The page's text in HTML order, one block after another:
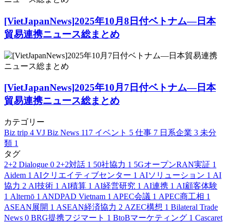
[VietJapanNews]2025年10月8日付ベトナム―日本
貿易連携ニュース総まとめ
[VietJapanNews]2025年10月7日付ベトナム―日本
貿易連携ニュース総まとめ
カテゴリー
Biz trip 4 VJ Biz News 117 イベント 5 仕事 7 日系企業 3 未分
類 1
タグ
2+2 Dialogue 0 2+2対話 1 50社協力 1 5GオープンRAN実証 1
Aidem 1 AIクリエイティブセンター 1 AIソリューション 1 AI
協力 2 AI技術 1 AI積算 1 AI経営研究 1 AI連携 1 AI顧客体験
1 Alternō 1 ANDPAD Vietnam 1 APEC会議 1 APEC商工相 1
ASEAN展開 1 ASEAN経済協力 2 AZEC構想 1 Bilateral Trade
News 0 BRG提携フジマート 1 BtoBマーケティング 1 Cascaret